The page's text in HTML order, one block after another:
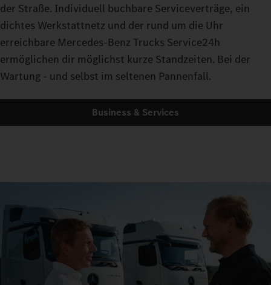
der Straße. Individuell buchbare Serviceverträge, ein
dichtes Werkstattnetz und der rund um die Uhr
erreichbare Mercedes-Benz Trucks Service24h
ermöglichen dir möglichst kurze Standzeiten. Bei der
Wartung - und selbst im seltenen Pannenfall.
Business & Services